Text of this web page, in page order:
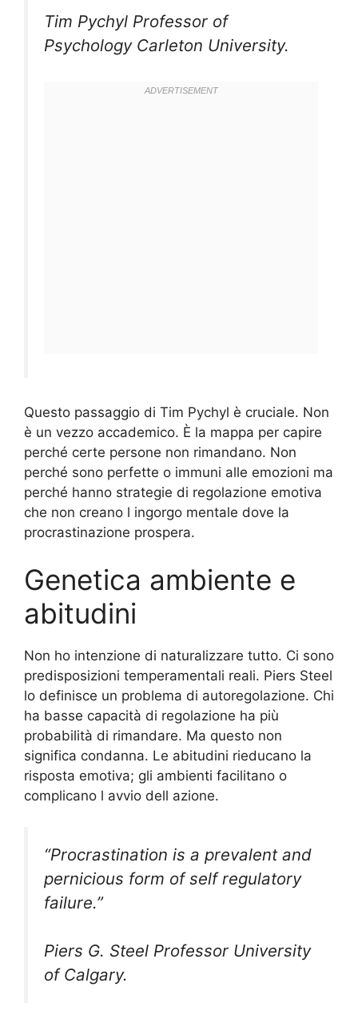
Tim Pychyl Professor of
Psychology Carleton University.
Questo passaggio di Tim Pychyl è cruciale. Non
è un vezzo accademico. È la mappa per capire
perché certe persone non rimandano. Non
perché sono perfette o immuni alle emozioni ma
perché hanno strategie di regolazione emotiva
che non creano l ingorgo mentale dove la
procrastinazione prospera.
Genetica ambiente e
abitudini
Non ho intenzione di naturalizzare tutto. Ci sono
predisposizioni temperamentali reali. Piers Steel
lo definisce un problema di autoregolazione. Chi
ha basse capacità di regolazione ha più
probabilità di rimandare. Ma questo non
significa condanna. Le abitudini rieducano la
risposta emotiva; gli ambienti facilitano o
complicano l avvio dell azione.
“Procrastination is a prevalent and
pernicious form of self regulatory
failure.”
Piers G. Steel Professor University
of Calgary.